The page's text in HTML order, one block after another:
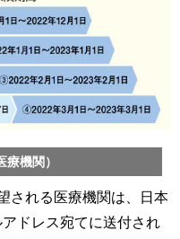
機関）
される医療機関は、日本
ドレス宛てに送付され